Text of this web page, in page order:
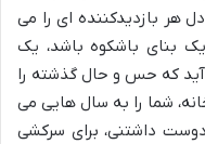
هر بازدیدکننده ای را می
یک بنای باشکوه باشد، یک
که حس و حال گذشته را
شما را به سال هایی می
دوست داشتنی، برای سرکشی